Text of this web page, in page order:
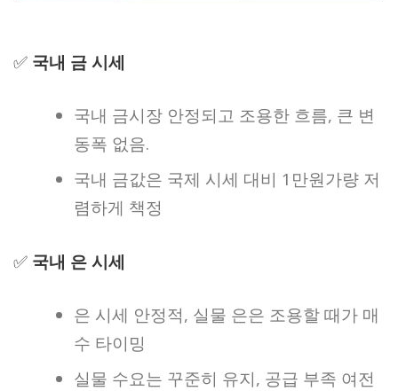
✅ 국내 금 시세
국내 금시장 안정되고 조용한 흐름, 큰 변
동폭 없음.
국내 금값은 국제 시세 대비 1만원가량 저
렴하게 책정
✅ 국내 은 시세
은 시세 안정적, 실물 은은 조용할 때가 매
수 타이밍
실물 수요는 꾸준히 유지, 공급 부족 여전